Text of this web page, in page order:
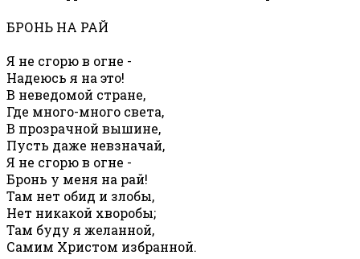
БРОНЬ НА РАЙ
Я не сгорю в огне -
Надеюсь я на это!
В неведомой стране,
Где много-много света,
В прозрачной вышине,
Пусть даже невзначай,
Я не сгорю в огне -
Бронь у меня на рай!
Там нет обид и злобы,
Нет никакой хворобы;
Там буду я желанной,
Самим Христом избранной.